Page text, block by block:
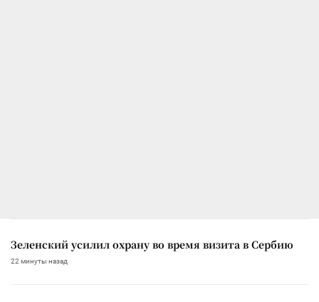
Зеленский усилил охрану во время визита в Сербию
22 минуты назад